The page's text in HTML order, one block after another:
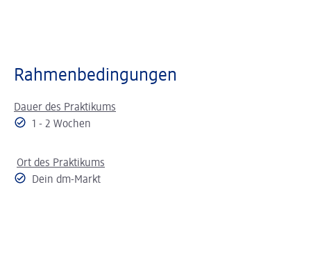
Rahmenbedingungen
Dauer des Praktikums
1 - 2 Wochen
Ort des Praktikums
Dein dm-Markt